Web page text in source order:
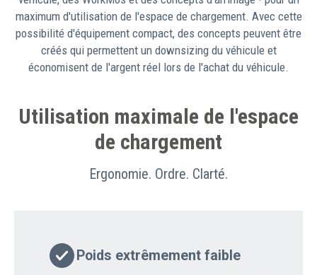
maximum d'utilisation de l'espace de chargement. Avec cette
possibilité d'équipement compact, des concepts peuvent être
créés qui permettent un downsizing du véhicule et
économisent de l'argent réel lors de l'achat du véhicule.
Utilisation maximale de l'espace
de chargement
Ergonomie. Ordre. Clarté.
Poids extrêmement faible